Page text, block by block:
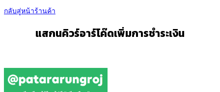
กลับสู่หน้าร้านค้า
แสกนคิวร์อาร์โค๊ดเพิ่มการชำระเงิน